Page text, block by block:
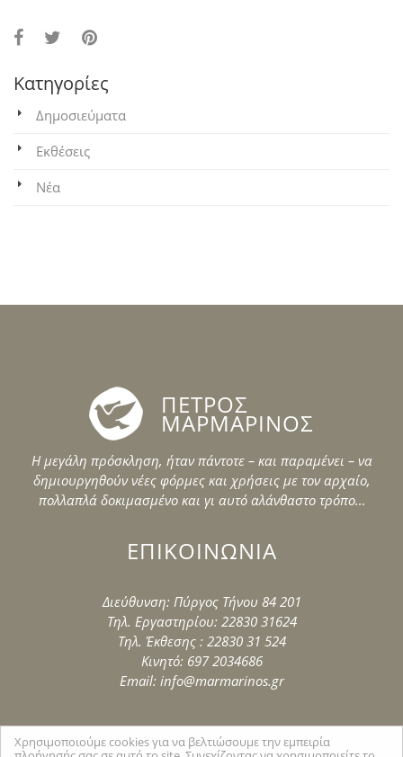
Χρησιμοποιούμε cookies για να βελτιώσουμε την εμπειρία
Κατηγορίες
Δημοσιεύματα
Εκθέσεις
Νέα
ΠΕΤΡΟΣ
ΜΑΡΜΑΡΙΝΟΣ
Η μεγάλη πρόσκληση, ήταν πάντοτε – και παραμένει – να
δημιουργηθούν νέες φόρμες και χρήσεις με τον αρχαίο,
πολλαπλά δοκιμασμένο και γι αυτό αλάνθαστο τρόπο…
ΕΠΙΚΟΙΝΩΝΙΑ
Διεύθυνση: Πύργος Τήνου 84 201
Τηλ. Εργαστηρίου: 22830 31624
Τηλ. Έκθεσης : 22830 31 524
Κινητό: 697 2034686
Email: info@marmarinos.gr